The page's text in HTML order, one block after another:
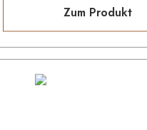
Zum Produkt